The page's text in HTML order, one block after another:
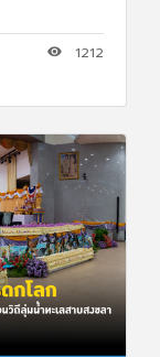
1212